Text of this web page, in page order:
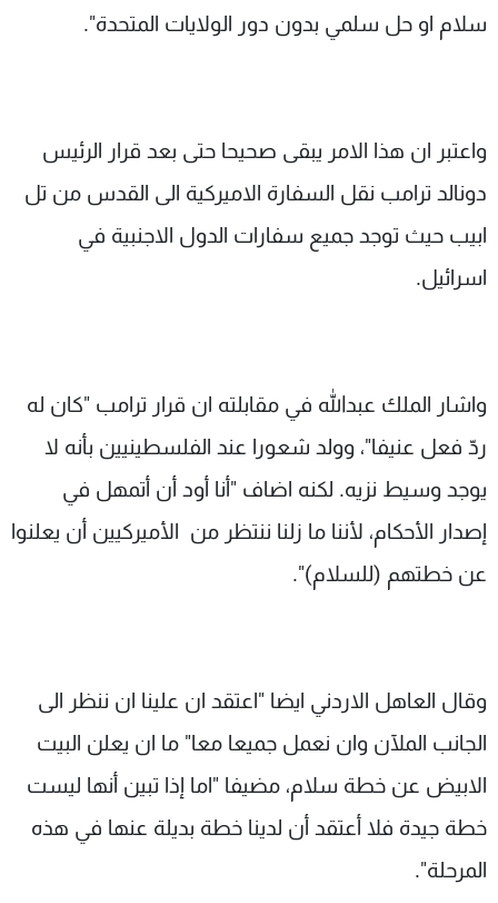
سلام او حل سلمي بدون دور الولايات المتحدة".
واعتبر ان هذا الامر يبقى صحيحا حتى بعد قرار الرئيس
دونالد ترامب نقل السفارة الاميركية الى القدس من تل
ابيب حيث توجد جميع سفارات الدول الاجنبية في
اسرائيل.
واشار الملك عبدالله في مقابلته ان قرار ترامب "كان له
ردّ فعل عنيفا"، وولد شعورا عند الفلسطينيين بأنه لا
يوجد وسيط نزيه. لكنه اضاف "أنا أود أن أتمهل في
إصدار الأحكام، لأننا ما زلنا ننتظر من الأميركيين أن يعلنوا
عن خطتهم (للسلام)".
وقال العاهل الاردني ايضا "اعتقد ان علينا ان ننظر الى
الجانب الملآن وان نعمل جميعا معا" ما ان يعلن البيت
الابيض عن خطة سلام، مضيفا "اما إذا تبين أنها ليست
خطة جيدة فلا أعتقد أن لدينا خطة بديلة عنها في هذه
المرحلة".